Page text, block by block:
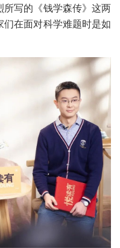
写的《钱学森传》这两
在面对科学难题时是如